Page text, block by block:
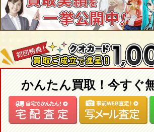
かんたん買取！今すぐ